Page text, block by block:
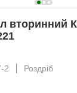
вторинний
2
Роздріб